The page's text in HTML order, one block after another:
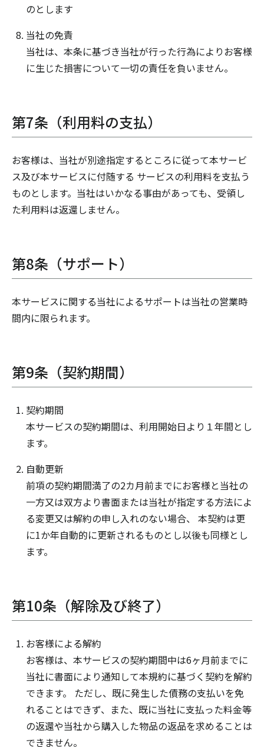
のとします
当社の免責
当社は、本条に基づき当社が行った行為によりお客様
に生じた損害について一切の責任を負いません。
第7条（利用料の支払）
お客様は、当社が別途指定するところに従って本サービ
ス及び本サービスに付随する サービスの利用料を支払う
ものとします。当社はいかなる事由があっても、受領し
た利用料は返還しません。
第8条（サポート）
本サービスに関する当社によるサポートは当社の営業時
間内に限られます。
第9条（契約期間）
契約期間
本サービスの契約期間は、利用開始日より１年間とし
ます。
自動更新
前項の契約期間満了の2カ月前までにお客様と当社の
一方又は双方より書面または当社が指定する方法によ
る変更又は解約の申し入れのない場合、 本契約は更
に1か年自動的に更新されるものとし以後も同様とし
ます。
第10条（解除及び終了）
お客様による解約
お客様は、本サービスの契約期間中は6ヶ月前までに
当社に書面により通知して本規約に基づく契約を解約
できます。 ただし、既に発生した債務の支払いを免
れることはできず、また、既に当社に支払った料金等
の返還や当社から購入した物品の返品を求めることは
できません。